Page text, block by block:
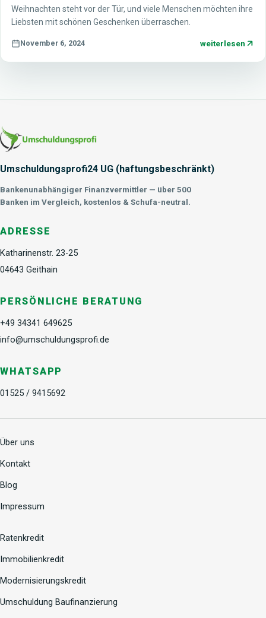
Weihnachten steht vor der Tür, und viele Menschen möchten ihre
Liebsten mit schönen Geschenken überraschen.
November 6, 2024 weiterlesen
Umschuldungsprofi24 UG (haftungsbeschränkt)
Bankenunabhängiger Finanzvermittler — über 500
Banken im Vergleich, kostenlos & Schufa-neutral.
ADRESSE
Katharinenstr. 23-25
04643 Geithain
PERSÖNLICHE BERATUNG
+49 34341 649625
info@umschuldungsprofi.de
WHATSAPP
01525 / 9415692
Über uns
Kontakt
Blog
Impressum
Ratenkredit
Immobilienkredit
Modernisierungskredit
Umschuldung Baufinanzierung